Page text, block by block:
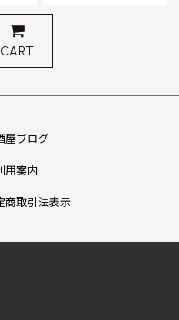
CART
屋ブログ
用案内
商取引法表示